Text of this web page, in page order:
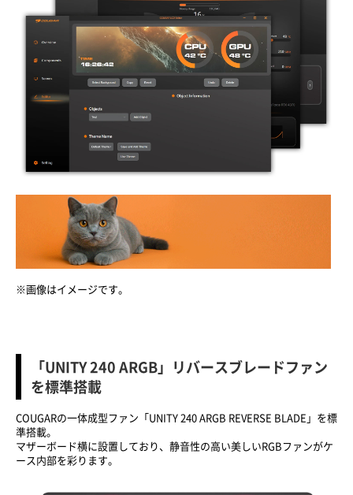
※画像はイメージです。
「UNITY 240 ARGB」リバースブレードファン
を標準搭載
COUGARの一体成型ファン「UNITY 240 ARGB REVERSE BLADE」を標
準搭載。
マザーボード横に設置しており、静音性の高い美しいRGBファンがケ
ース内部を彩ります。